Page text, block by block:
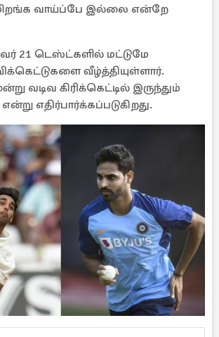
வாய்ப்பே இல்லை என்றே
21 டெஸ்ட்களில் மட்டுமே
வீழ்த்தியுள்ளார்.
வடிவ கிரிக்கெட்டில் இருந்தும்
எதிர்பார்க்கப்படுகிறது.